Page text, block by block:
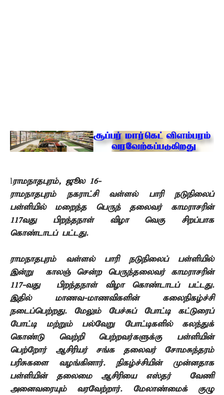
lராமநாதபுரம், ஜூல 16-
ராமநாதபுரம் நகராட்சி வள்ளல் பாரி நடுநிலைப்
பள்ளியில் மறைந்த பெருந் தலைவர்
காமராசரின்
117வது பிறந்தநாள் விழா வெகு சிறப்பாக
கொண்டாடப் பட்டது.
ராமநாதபுரம் வள்ளல் பாரி நடுநிலைப் பள்ளியில்
இன்று
காலஞ் சென்ற பெருந்தலைவர்
காமராசரின்
117-வது பிறந்தநாள் விழா கொண்டாடப் பட்டது.
இதில்
மாணவ-மாணவிகளின் கலைநிகழ்ச்சி
நடைப்பெற்றது. மேலும் பேச்சுப் போட்டி
கட்டுரைப்
போட்டி மற்றும் பல்வேறு போட்டிகளில் கலந்துக்
கொண்டு வெற்றி
பெற்றவர்களுக்கு
பள்ளியின்
பெற்றோர் ஆசிரியர் சங்க தலைவர் சோமசுந்தரம்
பரிசுகளை
வழங்கினார். நிகழ்ச்சியின் முன்னதாக
பள்ளியின் தலைமை ஆசிரியை எஸ்தர்
வேணி
அனைவரையும் வரவேற்றார். மேலாண்மைக் குழு